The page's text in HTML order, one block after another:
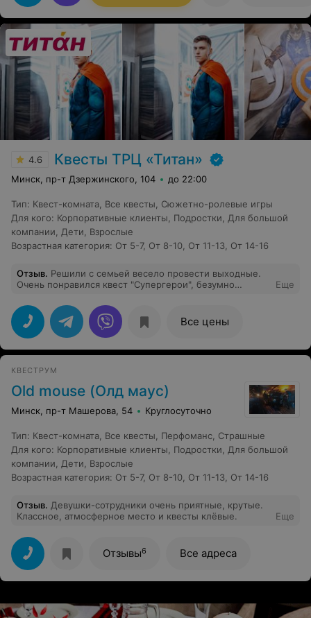
атмосферу праздника! Рассказал о всех занятиях,
феерично подал торт и заботливо относился на
протяжении всего вечера Спасибо "Кувалде" - это
было незабываемо круто!
4.6 Квесты ТРЦ «Титан»
Минск, пр-т Дзержинского, 104 до 22:00
Тип: Квест-комната Все квесты
Сюжетно-ролевые игры
Для кого: Корпоративные клиенты Подростки
Для большой
компании
Дети
Взрослые
Возрастная категория: От 5-7, От 8-10 От 11-13 От 14-16
Отзыв. Решили с семьей весело провести выходные.
Очень понравился квест "Супергерои", безумно
вежливость и тактичность. Рекомендую)
Еще
Все цены
КВЕСТРУМ
Old mouse (Олд маус)
Минск, пр-т Машерова, 54 Круглосуточно
Тип: Квест-комната Все квесты Перфоманс Страшные
Для кого: Корпоративные клиенты Подростки
Для большой
компании
Дети
Взрослые
Возрастная категория: От 5-7, От 8-10 От 11-13 От 14-16
Отзыв. Девушки-сотрудники очень приятные, крутые.
Классное, атмосферное место и квесты клёвые.
Еще
Отзывы6 Все адреса